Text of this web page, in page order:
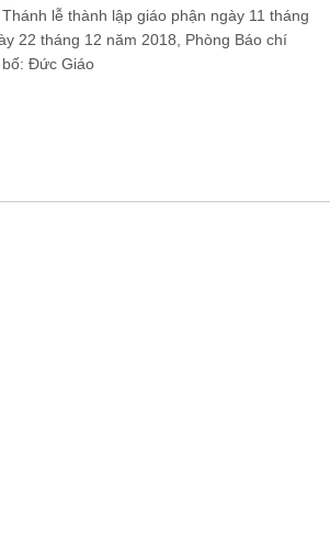
lễ thành lập giáo phận ngày 11 tháng
22 tháng 12 năm 2018, Phòng Báo chí
Đức Giáo